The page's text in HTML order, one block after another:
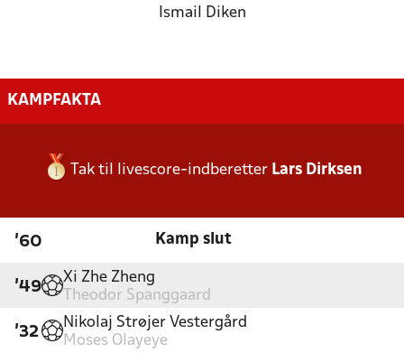
Ismail Diken
KAMPFAKTA
Tak til livescore-indberetter Lars Dirksen
'60 Kamp slut
'49
Xi Zhe Zheng
Theodor Spanggaard
'32
Nikolaj Strøjer Vestergård
Moses Olayeye